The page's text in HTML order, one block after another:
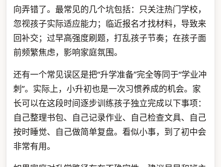
向弄错了。最常见的几个坑包括：只关注热门学校，
忽视孩子实际适应能力；临近报名才找材料，导致来
回补交；过早高强度刷题，打乱孩子节奏；在孩子面
前频繁焦虑，影响家庭氛围。
还有一个常见误区是把“升学准备”完全等同于“学业冲
刺”。实际上，小升初也是一次习惯养成的机会。家
长可以在这段时间逐步训练孩子独立完成以下事项：
自己整理书包、自己记录作业、自己检查文具、自己
按时睡觉、自己做简单复盘。看似小事，到了初中会
非常有用。